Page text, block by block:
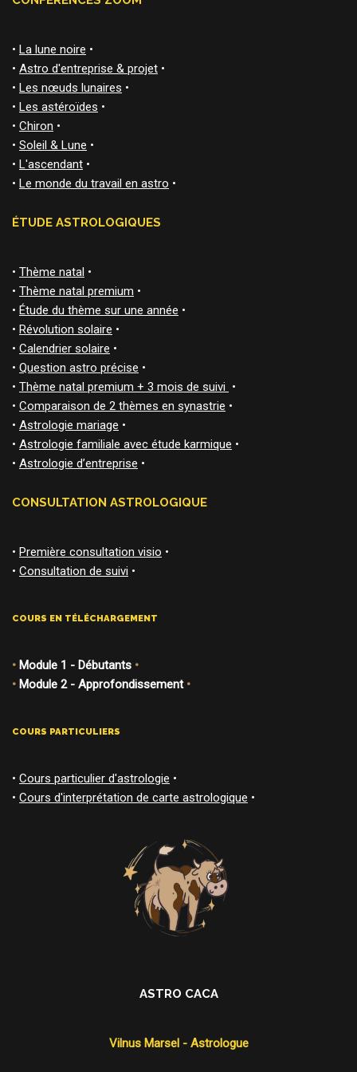
• La lune noire •
• Astro d'entreprise & projet •
• Les nœuds lunaires •
• Les astéroïdes •
• Chiron •
• Soleil & Lune •
• L'ascendant •
• Le monde du travail en astro •
ÉTUDE ASTROLOGIQUES
• Thème natal •
• Thème natal premium •
• Étude du thème sur une année •
• Révolution solaire •
• Calendrier solaire •
• Question astro précise •
• Thème natal premium + 3 mois de suivi •
• Comparaison de 2 thèmes en synastrie •
• Astrologie mariage •
• Astrologie familiale avec étude karmique •
• Astrologie d’entreprise •
CONSULTATION ASTROLOGIQUE
• Première consultation visio •
• Consultation de suivi •
COURS EN TÉLÉCHARGEMENT
• Module 1 - Débutants •
• Module 2 - Approfondissement•
COURS PARTICULIERS
• Cours particulier d'astrologie •
• Cours d'interprétation de carte astrologique •
ASTRO CACA
Vilnus Marsel - Astrologue